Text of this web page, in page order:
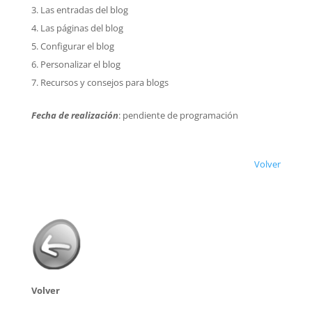
Las entradas del blog
Las páginas del blog
Configurar el blog
Personalizar el blog
Recursos y consejos para blogs
Fecha de realización: pendiente de programación
Volver
Volver